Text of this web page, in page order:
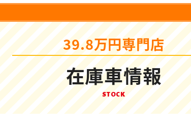
39.8万円専門店
在庫車情報
STOCK